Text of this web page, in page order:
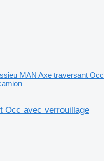
MAN Axe traversant Occ
Occ avec verrouillage